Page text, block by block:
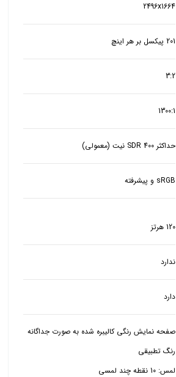
2496x1664
201 پیکسل بر هر اینچ
3:2
1300:1
حداکثر SDR 400 نیت (معمولی)
sRGB و پیشرفته
120 هرتز
ندارد
دارد
صفحه نمایش رنگی کالیبره شده به صورت جداگانه